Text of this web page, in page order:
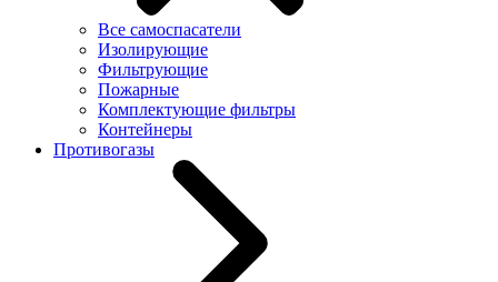
Все самоспасатели
Изолирующие
Фильтрующие
Пожарные
Комплектующие фильтры
Контейнеры
Противогазы